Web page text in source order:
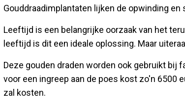
Gouddraadimplantaten lijken de opwinding
Leeftijd is een belangrijke oorzaak van het
leeftijd is dit een ideale oplossing. Maar
Deze gouden draden worden ook gebruikt bij
voor een ingreep aan de poes kost zo'n 6500
zal kosten.